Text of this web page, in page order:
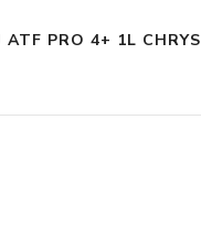
ATF PRO 4+ 1L